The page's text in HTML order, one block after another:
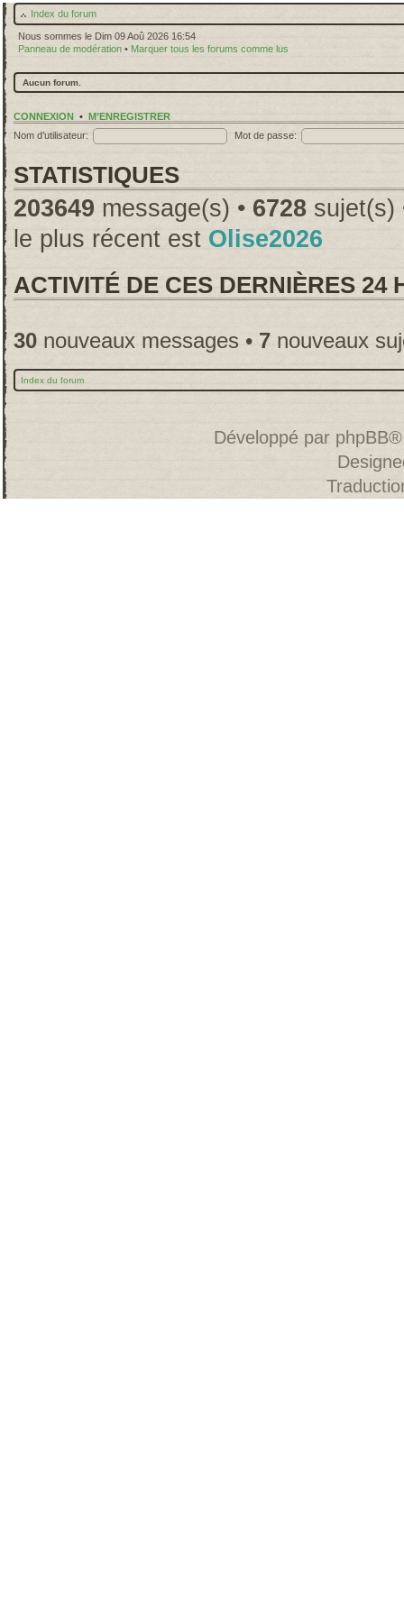
Index du forum
Nous sommes le Dim 09 Aoû 2026 16:54
Panneau de modération • Marquer tous les forums comme lus
Aucun forum.
CONNEXION • M’ENREGISTRER
Nom d’utilisateur:
Mot de passe:
STATISTIQUES
203649 message(s) • 6728 sujet(s)
le plus récent est Olise2026
ACTIVITÉ DE CES DERNIÈRES 24
30 nouveaux messages • 7 nouveaux
Index du forum
Développé par phpBB®